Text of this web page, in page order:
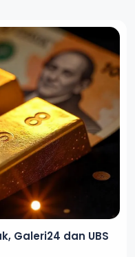
Galeri24 dan UBS